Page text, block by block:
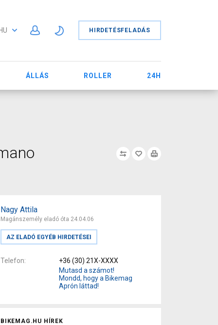
HIRDETÉSFELADÁS
ÁLLÁS ROLLER 24H
Nagy Attila
Magánszemély eladó óta 24.04.06
AZ ELADÓ EGYÉB HIRDETÉSEI
Telefon
+36 (30) 21X-XXXX
Mutasd a számot!
Mondd, hogy a Bikemag
Aprón láttad!
BIKEMAG.HU HÍREK